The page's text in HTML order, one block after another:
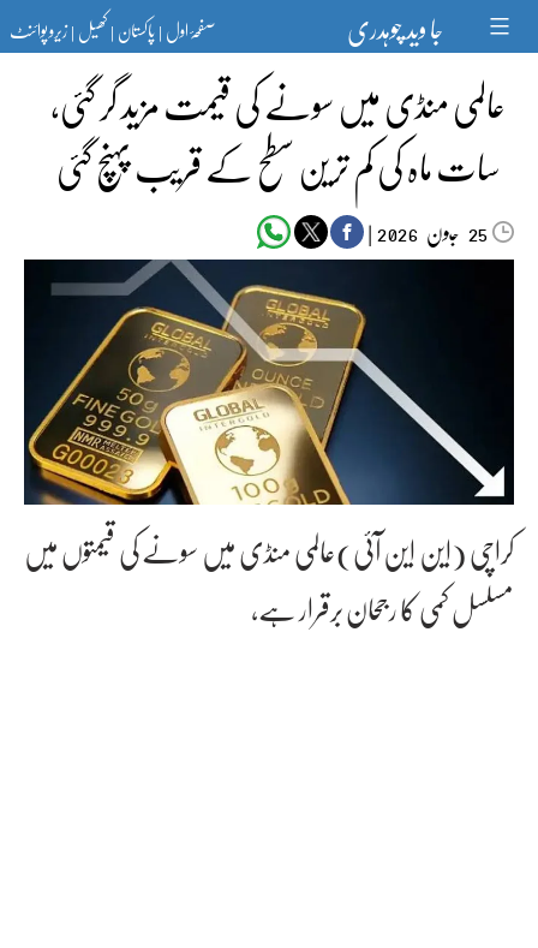
content جا وید چوہدری صفحۂ اول|پاکستان|کھیل|زیرو پوائنٹ
عالمی منڈی میں سونے کی قیمت مزید گر گئی،
سات ماہ کی کم ترین سطح کے قریب پہنچ گئی
25 جون‬‮ |
کراچی (این این آئی)عالمی منڈی میں سونے کی قیمتوں میں
مسلسل کمی کا رجحان برقرار ہے،